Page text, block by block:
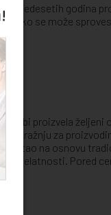
pedesetih godina
kako se može
bi proizvela željeni
na tražnju za
na osnovu
delatnosti. Pored